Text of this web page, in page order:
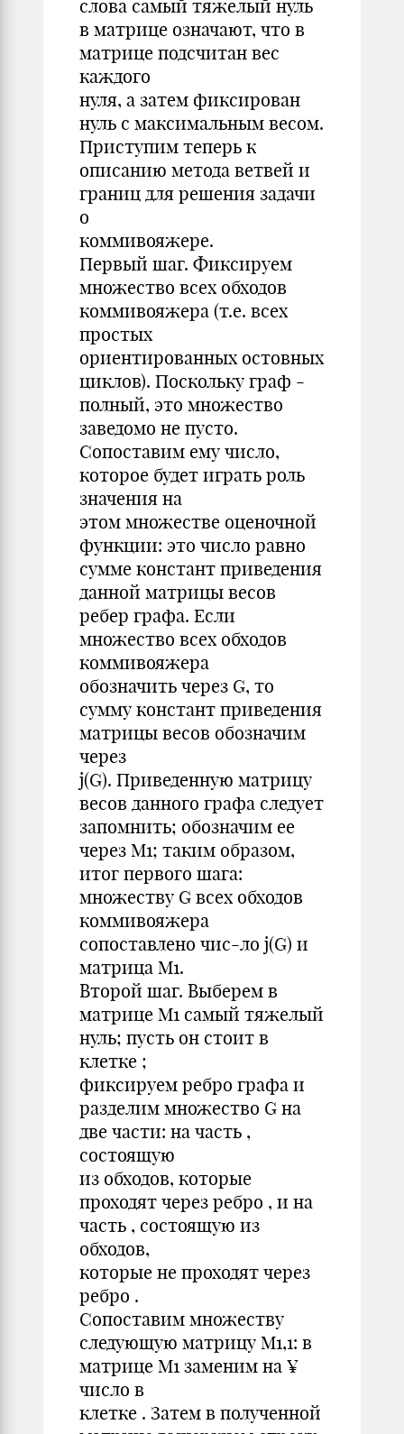
слова самый тяжелый нуль
в матрице означают, что в
матрице подсчитан вес
каждого
нуля, а затем фиксирован
нуль с максимальным весом.
Приступим теперь к
описанию метода ветвей и
границ для решения задачи
о
коммивояжере.
Первый шаг. Фиксируем
множество всех обходов
коммивояжера (т.е. всех
простых
ориентированных остовных
циклов). Поскольку граф -
полный, это множество
заведомо не пусто.
Сопоставим ему число,
которое будет играть роль
значения на
этом множестве оценочной
функции: это число равно
сумме констант приведения
данной матрицы весов
ребер графа. Если
множество всех обходов
коммивояжера
обозначить через G, то
сумму констант приведения
матрицы весов обозначим
через
j(G). Приведенную матрицу
весов данного графа следует
запомнить; обозначим ее
через M1; таким образом,
итог первого шага:
множеству G всех обходов
коммивояжера
сопоставлено чис-ло j(G) и
матрица M1.
Второй шаг. Выберем в
матрице M1 самый тяжелый
нуль; пусть он стоит в
клетке ;
фиксируем ребро графа и
разделим множество G на
две части: на часть ,
состоящую
из обходов, которые
проходят через ребро , и на
часть , состоящую из
обходов,
которые не проходят через
ребро .
Сопоставим множеству
следующую матрицу M1,1: в
матрице M1 заменим на ¥
число в
клетке . Затем в полученной